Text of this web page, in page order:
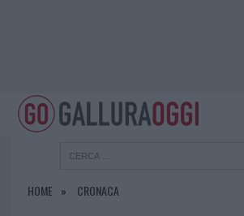
HOME CRONACA